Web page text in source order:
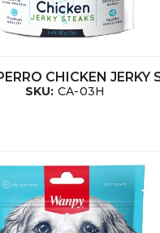
CHICKEN JERKY
SKU: CA-03H